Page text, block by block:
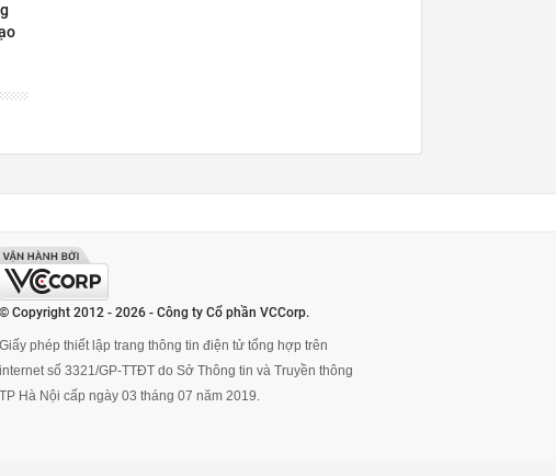
© Copyright 2012 - 2026 - Công ty Cổ phần VCCorp.
Giấy phép thiết lập trang thông tin điện tử tổng hợp trên
internet số 3321/GP-TTĐT do Sở Thông tin và Truyền thông
TP Hà Nội cấp ngày 03 tháng 07 năm 2019.